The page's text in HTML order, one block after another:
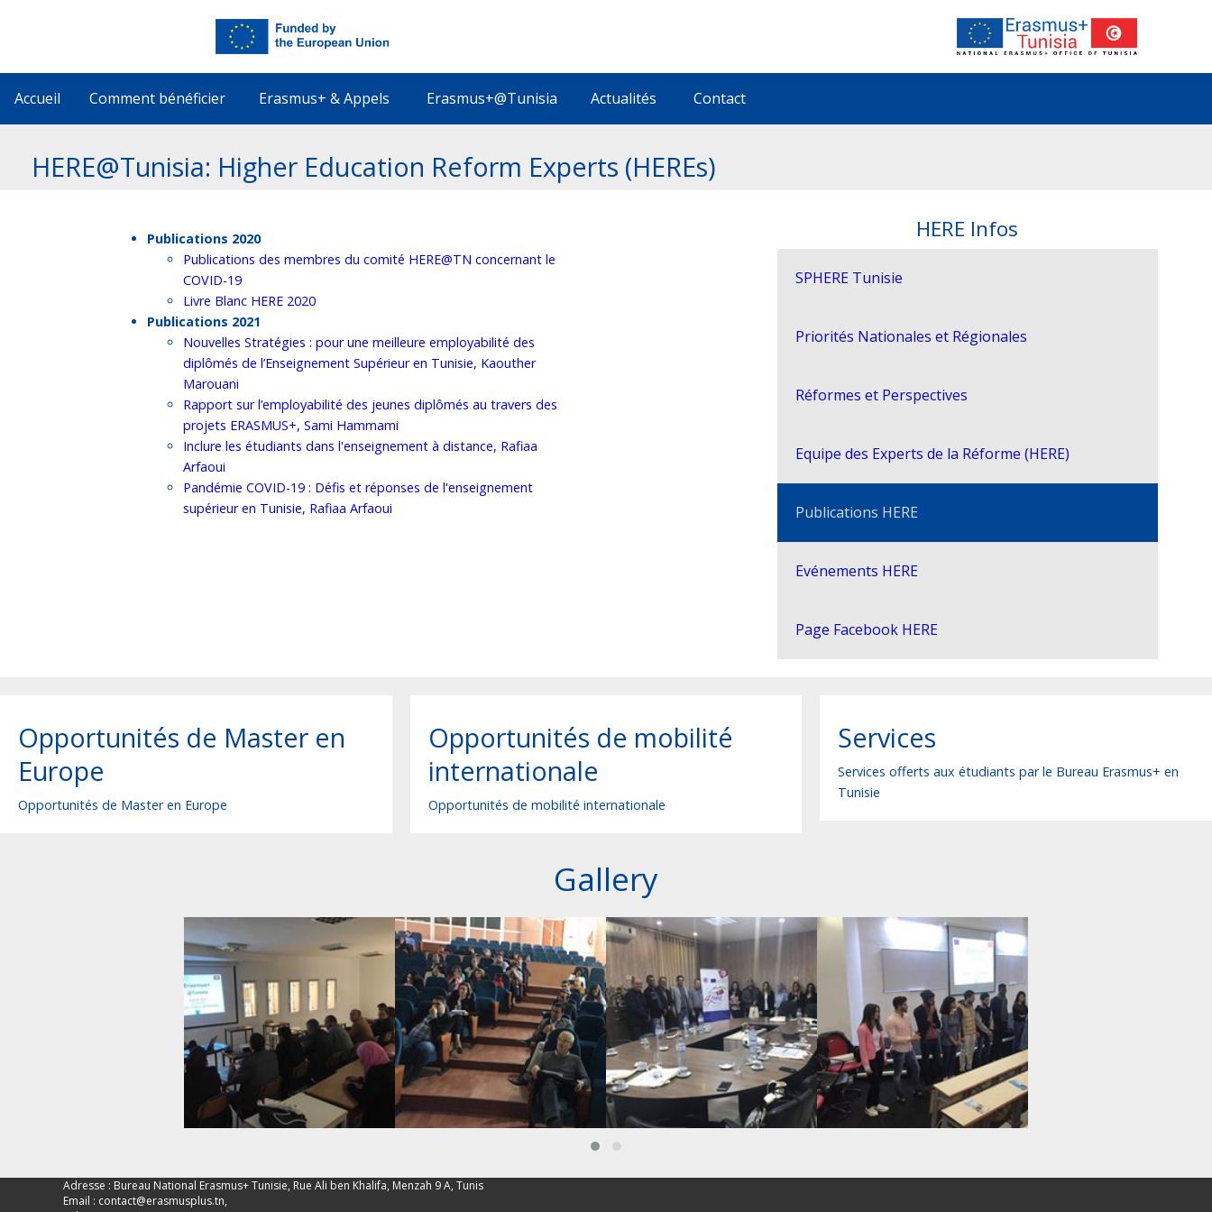
Accueil Comment bénéficier Erasmus+ & Appels Erasmus+@Tunisia Actualités Contact
HERE@Tunisia: Higher Education Reform Experts (HEREs)
Publications 2020
Publications des membres du comité HERE@TN concernant le
COVID-19
Livre Blanc HERE 2020
Publications 2021
Nouvelles Stratégies : pour une meilleure employabilité des
diplômés de l’Enseignement Supérieur en Tunisie, Kaouther
Marouani
Rapport sur l’employabilité des jeunes diplômés au travers des
projets ERASMUS+, Sami Hammami
Inclure les étudiants dans l'enseignement à distance, Rafiaa
Arfaoui
Pandémie COVID-19 : Défis et réponses de l'enseignement
supérieur en Tunisie, Rafiaa Arfaoui
HERE Infos
SPHERE Tunisie
Priorités Nationales et Régionales
Réformes et Perspectives
Equipe des Experts de la Réforme (HERE)
Publications HERE
Evénements HERE
Page Facebook HERE
Opportunités de Master en
Europe
Opportunités de Master en Europe
Opportunités de mobilité
internationale
Opportunités de mobilité internationale
Services
Services offerts aux étudiants par le Bureau Erasmus+ en
Tunisie
Gallery
Adresse : Bureau National Erasmus+ Tunisie, Rue Ali ben Khalifa, Menzah 9 A, Tunis
Email : contact@erasmusplus.tn,